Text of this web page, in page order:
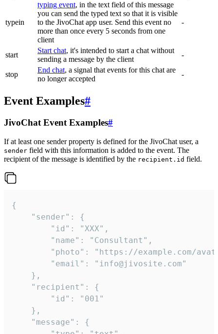
typein
typing event, in the text field of this message
you can send the typed text so that it is visible
to the JivoChat app user. Send this event no
more than once every 5 seconds from one
client
-
start
Start chat, it's intended to start a chat without
sending a message by the client
-
stop
End chat, a signal that events for this chat are
no longer accepted
-
Event Examples#
JivoChat Event Examples#
If at least one sender property is defined for the JivoChat user, a
sender field with this information is added to the event. The
recipient of the message is identified by the recipient.id field.
{